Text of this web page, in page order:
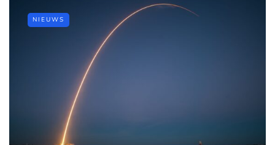
NIEUWS